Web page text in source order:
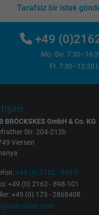
Tarafsiz bir istek
+49
Mo.-Do.
Fr. 7:30–13:30
BRÖCKSKES GmbH & Co. KG
Str. 204-212b
Viersen
+49 (0) 2162 - 898-0
+49 (0) 2162 - 898-101
+49 (0) 173 - 2868408
cable.com